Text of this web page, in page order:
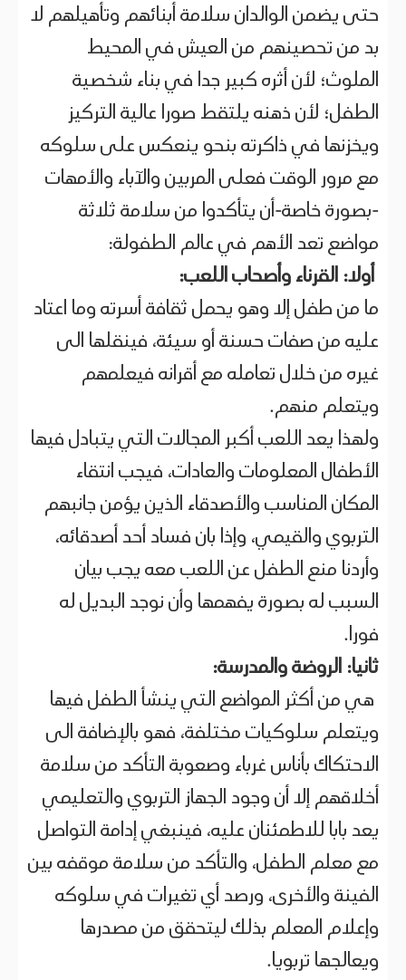
حتى يضمن الوالدان سلامة أبنائهم وتأهيلهم لا
بد من تحصينهم من العيش في المحيط
الملوث؛ لأن أثره كبير جدا في بناء شخصية
الطفل؛ لأن ذهنه يلتقط صورا عالية التركيز
ويخزنها في ذاكرته بنحو ينعكس على سلوكه
مع مرور الوقت فعلى المربين والآباء والأمهات
-بصورة خاصة-أن يتأكدوا من سلامة ثلاثة
مواضع تعد الأهم في عالم الطفولة:
أولا: القرناء وأصحاب اللعب:
ما من طفل إلا وهو يحمل ثقافة أسرته وما اعتاد
عليه من صفات حسنة أو سيئة، فينقلها الى
غيره من خلال تعامله مع أقرانه فيعلمهم
ويتعلم منهم.
ولهذا يعد اللعب أكبر المجالات التي يتبادل فيها
الأطفال المعلومات والعادات، فيجب انتقاء
المكان المناسب والأصدقاء الذين يؤمن جانبهم
التربوي والقيمي، وإذا بان فساد أحد أصدقائه،
وأردنا منع الطفل عن اللعب معه يجب بيان
السبب له بصورة يفهمها وأن نوجد البديل له
فورا.
ثانيا: الروضة والمدرسة:
هي من أكثر المواضع التي ينشأ الطفل فيها
ويتعلم سلوكيات مختلفة، فهو بالإضافة الى
الاحتكاك بأناس غرباء وصعوبة التأكد من سلامة
أخلاقهم إلا أن وجود الجهاز التربوي والتعليمي
يعد بابا للاطمئنان عليه، فينبغي إدامة التواصل
مع معلم الطفل، والتأكد من سلامة موقفه بين
الفينة والأخرى، ورصد أي تغيرات في سلوكه
وإعلام المعلم بذلك ليتحقق من مصدرها
ويعالجها تربويا.